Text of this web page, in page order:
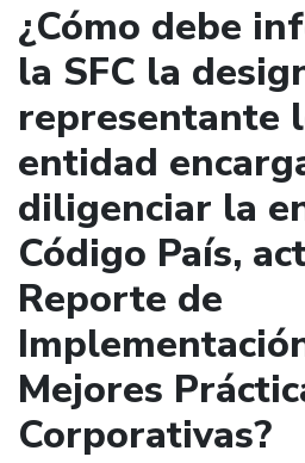
¿Cómo debe
la SFC la
representante
entidad
diligenciar la
Código País,
Reporte de
Mejores
Corporativas?